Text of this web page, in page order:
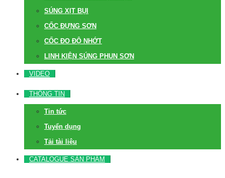
SÚNG XỊT BỤI
CỐC ĐỰNG SƠN
CỐC ĐO ĐỘ NHỚT
LINH KIỆN SÚNG PHUN SƠN
VIDEO
THÔNG TIN
Tin tức
Tuyển dụng
Tải tài liệu
CATALOGUE SẢN PHẨM